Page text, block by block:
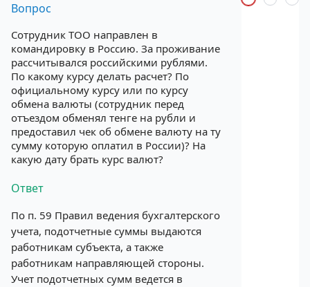
Вопрос
Сотрудник ТОО направлен в
командировку в Россию. За проживание
рассчитывался российскими рублями.
По какому курсу делать расчет? По
официальному курсу или по курсу
обмена валюты (сотрудник перед
отъездом обменял тенге на рубли и
предоставил чек об обмене валюту на ту
сумму которую оплатил в России)? На
какую дату брать курс валют?
Ответ
По п. 59 Правил ведения бухгалтерского
учета, подотчетные суммы выдаются
работникам субъекта, а также
работникам направляющей стороны.
Учет подотчетных сумм ведется в